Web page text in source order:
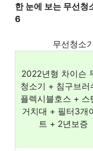
한 눈에 보는 무선청
6
무선청소
2022년형 차이슨
청소기 + 침구브러
플렉시블호스 + 스
거치대 + 필터3개
트 + 2년보증